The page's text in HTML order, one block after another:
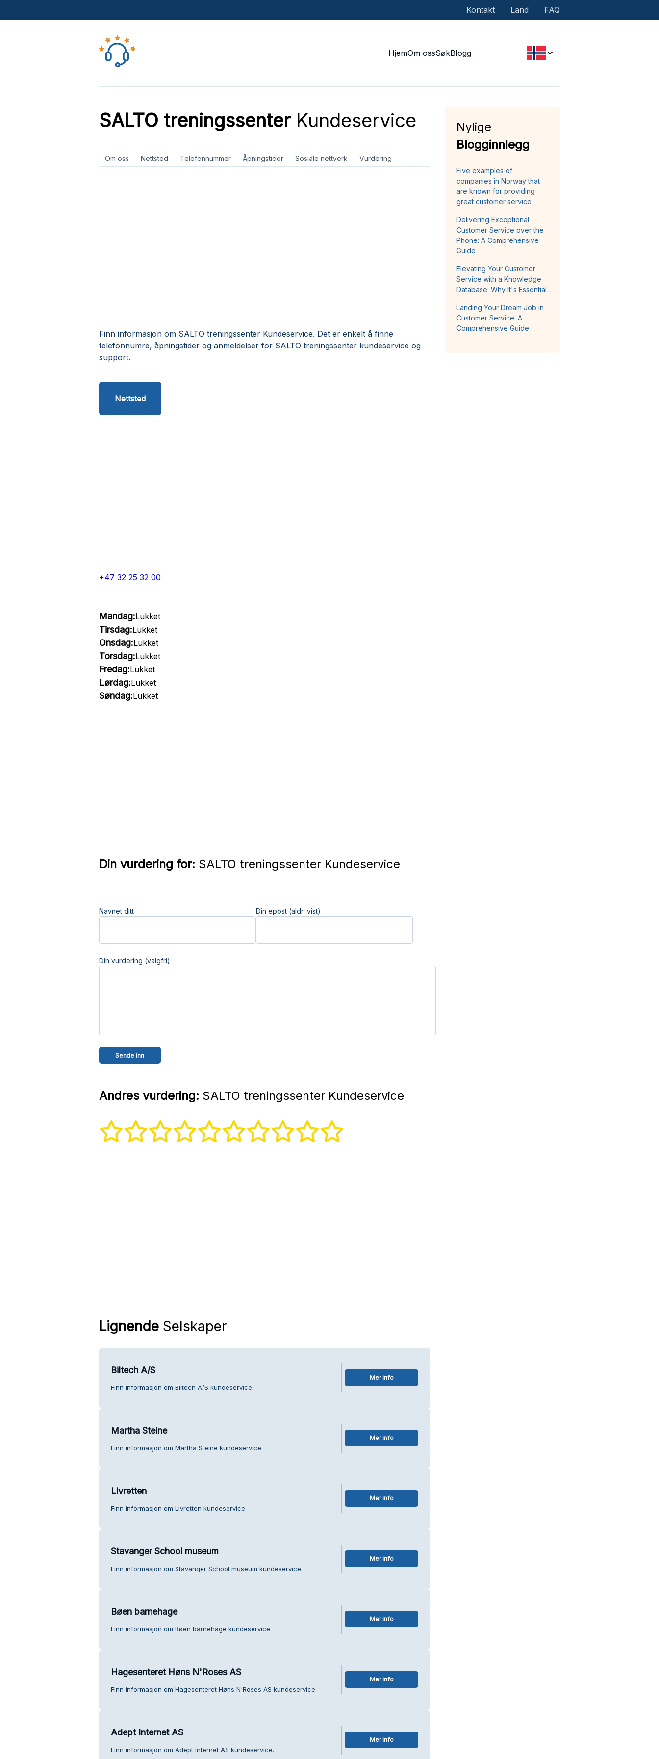
Kontakt Land FAQ
HjemOm ossSøkBlogg
SALTO treningssenterKundeservice
Om oss Nettsted Telefonnummer Åpningstider Sosiale nettverk Vurdering
Finn informasjon om SALTO treningssenter Kundeservice. Det er enkelt å finne
telefonnumre, åpningstider og anmeldelser for SALTO treningssenter kundeservice og
support.
Nettsted
+47 32 25 32 00
Mandag:Lukket
Tirsdag:Lukket
Onsdag:Lukket
Torsdag:Lukket
Fredag:Lukket
Lørdag:Lukket
Søndag:Lukket
Din vurdering for: SALTO treningssenter Kundeservice
Navnet ditt Din epost (aldri vist)
Din vurdering (valgfri)
Andres vurdering: SALTO treningssenter Kundeservice
LignendeSelskaper
Biltech A/S
Finn informasjon om Biltech A/S kundeservice.
Mer info
Martha Steine
Finn informasjon om Martha Steine kundeservice.
Mer info
Livretten
Finn informasjon om Livretten kundeservice.
Mer info
Stavanger School museum
Finn informasjon om Stavanger School museum kundeservice.
Mer info
Bøen barnehage
Finn informasjon om Bøen barnehage kundeservice.
Mer info
Hagesenteret Høns N'Roses AS
Finn informasjon om Hagesenteret Høns N'Roses AS kundeservice.
Mer info
Adept Internet AS
Finn informasjon om Adept Internet AS kundeservice.
Mer info
Nylige
Blogginnlegg
Five examples of
companies in Norway that
are known for providing
great customer service
Delivering Exceptional
Customer Service over the
Phone: A Comprehensive
Guide
Elevating Your Customer
Service with a Knowledge
Database: Why It's Essential
Landing Your Dream Job in
Customer Service: A
Comprehensive Guide